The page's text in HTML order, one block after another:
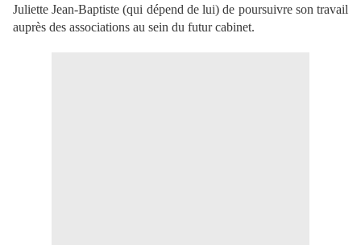
Juliette Jean-Baptiste (qui dépend de lui) de poursuivre son travail
auprès des associations au sein du futur cabinet.